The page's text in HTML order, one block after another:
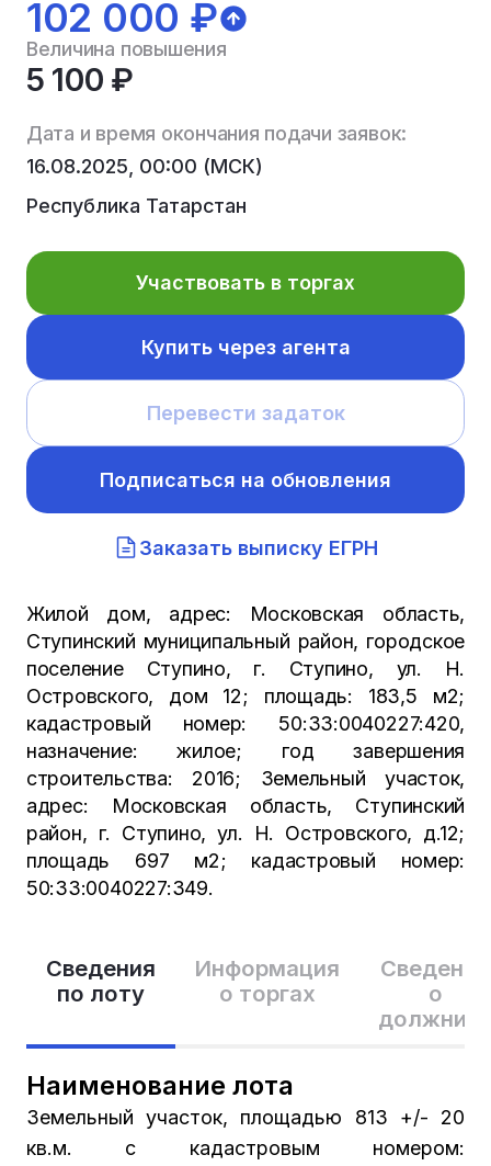
Сведения
по лоту
Информация
о торгах
Сведения
о
Наименование лота
Земельный участок, площадью 813 +/- 20
кв.м. с кадастровым номером:
102 000 ₽
Величина повышения
5 100 ₽
Дата и время окончания подачи заявок:
16.08.2025, 00:00 (МСК)
Республика Татарстан
Участвовать в торгах
Купить через агента
Перевести задаток
Подписаться на обновления
Заказать выписку ЕГРН
Жилой дом, адрес: Московская область,
Ступинский муниципальный район, городское
поселение Ступино, г. Ступино, ул. Н.
Островского, дом 12; площадь: 183,5 м2;
кадастровый номер: 50:33:0040227:420,
назначение: жилое; год завершения
строительства: 2016; Земельный участок,
адрес: Московская область, Ступинский
район, г. Ступино, ул. Н. Островского, д.12;
площадь 697 м2; кадастровый номер:
50:33:0040227:349.